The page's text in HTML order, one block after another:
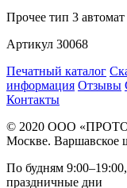
Прочее тип 3 автомат
Артикул 30068
Печатный каталог
информация Отзывы
Контакты
© 2020 ООО
Москве. Варшавское
По будням
праздничные дни